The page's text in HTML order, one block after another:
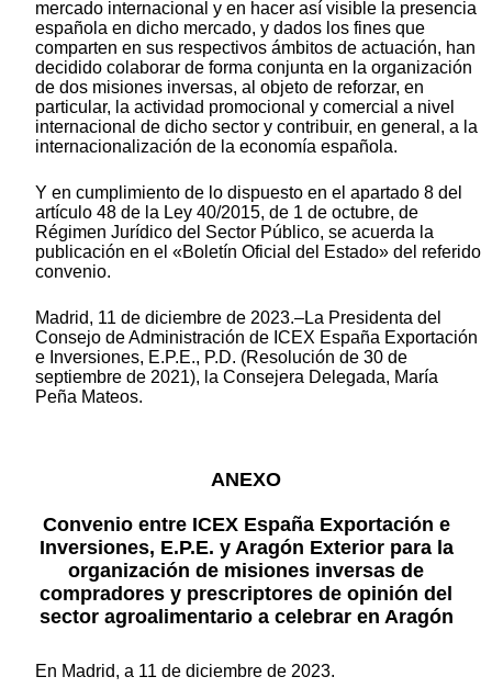
mercado internacional y en hacer así visible la presencia
española en dicho mercado, y dados los fines que
comparten en sus respectivos ámbitos de actuación, han
decidido colaborar de forma conjunta en la organización
de dos misiones inversas, al objeto de reforzar, en
particular, la actividad promocional y comercial a nivel
internacional de dicho sector y contribuir, en general, a la
internacionalización de la economía española.
Y en cumplimiento de lo dispuesto en el apartado 8 del
artículo 48 de la Ley 40/2015, de 1 de octubre, de
Régimen Jurídico del Sector Público, se acuerda la
publicación en el «Boletín Oficial del Estado» del referido
convenio.
Madrid, 11 de diciembre de 2023.–La Presidenta del
Consejo de Administración de ICEX España Exportación
e Inversiones, E.P.E., P.D. (Resolución de 30 de
septiembre de 2021), la Consejera Delegada, María
Peña Mateos.
ANEXO
Convenio entre ICEX España Exportación e
Inversiones, E.P.E. y Aragón Exterior para la
organización de misiones inversas de
compradores y prescriptores de opinión del
sector agroalimentario a celebrar en Aragón
En Madrid, a 11 de diciembre de 2023.